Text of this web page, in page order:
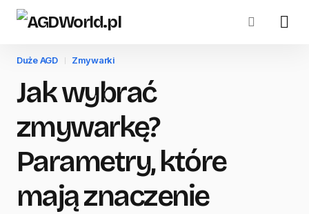
Duże AGD Zmywarki
Jak wybrać
zmywarkę?
Parametry, które
mają znaczenie